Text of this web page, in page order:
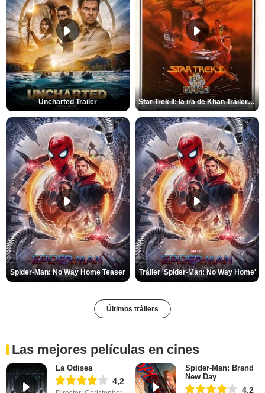
Uncharted Trailer Star Trek II: la ira de Khan Tráiler VO
Spider-Man: No Way Home Teaser Tráiler 'Spider-Man: No Way Home'
Últimos tráilers
Las mejores películas en cines
La Odisea
4,2
Spider-Man: Brand
New Day
4,2